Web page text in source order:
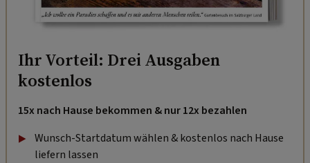
Ihr Vorteil: Drei Ausgaben
kostenlos
15x nach Hause bekommen & nur 12x bezahlen
Wunsch-Startdatum wählen & kostenlos nach Hause
liefern lassen